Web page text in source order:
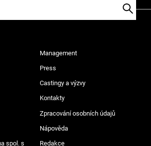
Management
Press
Castingy a výzvy
Kontakty
Zpracování osobních údajů
Nápověda
spol. s Redakce